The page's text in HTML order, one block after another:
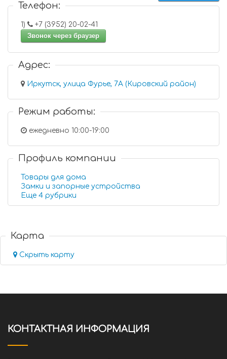
Телефон:
1)
+7 (3952) 20-02-41
Звонок через браузер
Адрес:
Иркутск, улица Фурье, 7А (Кировский район)
Режим работы:
ежедневно 10:00-19:00
Профиль компании
Товары для дома
Замки и запорные устройства
Еще 4 рубрики
Карта
Скрыть карту
КОНТАКТНАЯ ИНФОРМАЦИЯ